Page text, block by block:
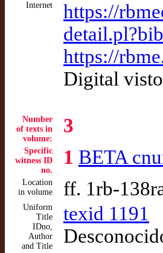
Internet
https://
https://
Digital
Number
of texts in
volume:
3
Specific
witness ID
no.
1 BETA
Location
in volume
ff. 1rb-
Uniform
Title
IDno,
Author
and Title
texid 1191